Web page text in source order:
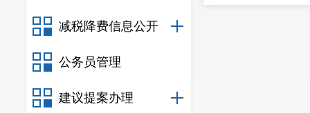
减税降费信息公开
公务员管理
建议提案办理